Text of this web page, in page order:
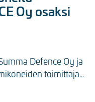
Oy osaksi
Defence Oy ja
toimittaja